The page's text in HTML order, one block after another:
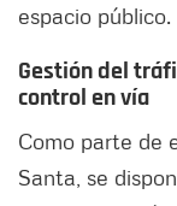
espacio público.
Gestión del
control en vía
Como parte de
Santa, se